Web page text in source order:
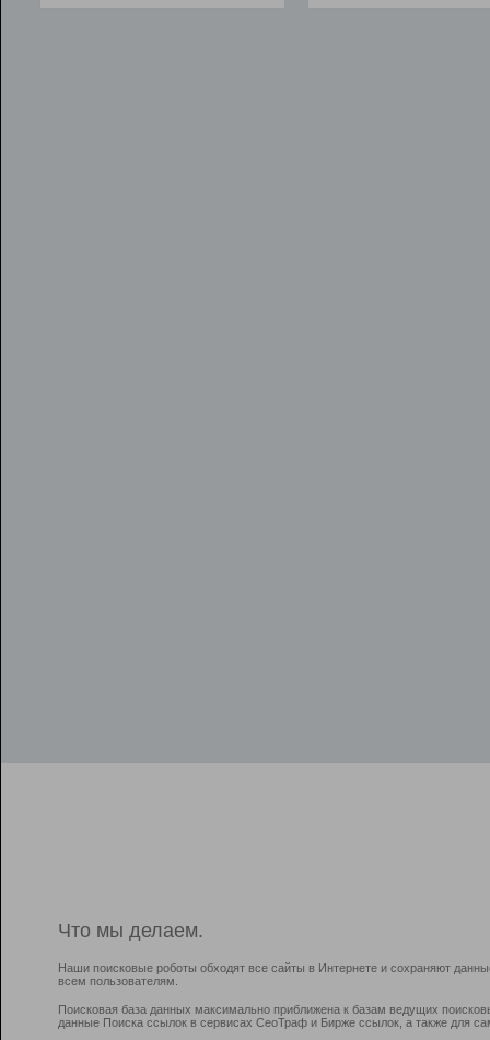
Что мы делаем.
Наши поисковые роботы обходят все сайты в Интернете и сохраняют
всем пользователям.
Поисковая база данных максимально приближена к базам ведущих
данные Поиска ссылок в сервисах СеоТраф и Бирже ссылок, а также для